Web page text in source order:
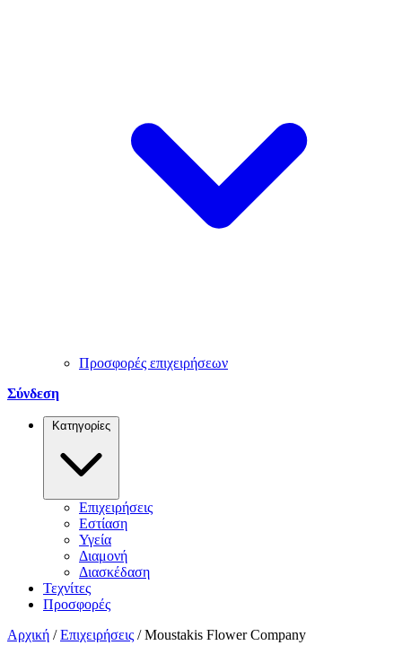
Προσφορές επιχειρήσεων
Σύνδεση
Κατηγορίες
Επιχειρήσεις
Εστίαση
Υγεία
Διαμονή
Διασκέδαση
Τεχνίτες
Προσφορές
Αρχική / Επιχειρήσεις / Moustakis Flower Company